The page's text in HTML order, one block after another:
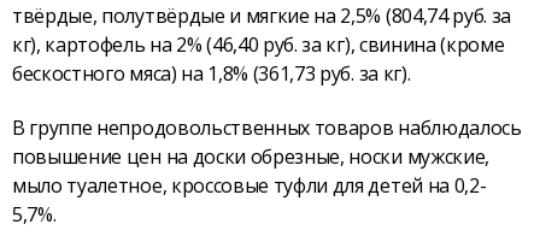
твёрдые, полутвёрдые и мягкие на 2,5% (804,74 руб. за
кг), картофель на 2% (46,40 руб. за кг), свинина (кроме
бескостного мяса) на 1,8% (361,73 руб. за кг).
В группе непродовольственных товаров наблюдалось
повышение цен на доски обрезные, носки мужские,
мыло туалетное, кроссовые туфли для детей на 0,2-
5,7%.